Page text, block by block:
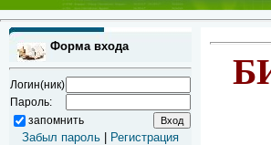
Форма входа
Логин(ник)
Пароль:
запомнить
Забыл пароль Регистрация